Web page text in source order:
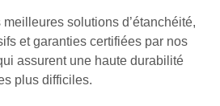
solutions d’étanchéité,
et garanties certifiées par nos
assurent une haute durabilité
plus difficiles.